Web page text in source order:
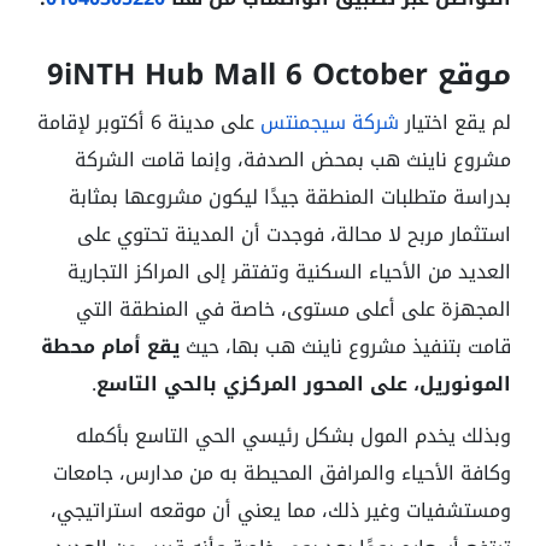
موقع 9iNTH Hub Mall 6 October
لم يقع اختيارشركة سيجمنتس
على مدينة 6 أكتوبر لإقامة
مشروع ناينث هب بمحض الصدفة، وإنما قامت الشركة
بدراسة متطلبات المنطقة جيدًا ليكون مشروعها بمثابة
استثمار مربح لا محالة، فوجدت أن المدينة تحتوي على
العديد من الأحياء السكنية وتفتقر إلى المراكز التجارية
المجهزة على أعلى مستوى، خاصة في المنطقة التي
قامت بتنفيذ مشروع ناينث هب بها، حيثيقع أمام محطة
المونوريل، على المحور المركزي بالحي التاسع.
وبذلك يخدم المول بشكل رئيسي الحي التاسع بأكمله
وكافة الأحياء والمرافق المحيطة به من مدارس، جامعات
ومستشفيات وغير ذلك، مما يعني أن موقعه استراتيجي،